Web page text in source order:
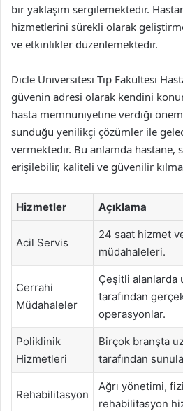
bir yaklaşım sergilemektedir.
hizmetlerini sürekli olarak
ve etkinlikler düzenlemektedir.
Dicle Üniversitesi Tıp Fakültesi
güvenin adresi olarak kendini
hasta memnuniyetine verdiği önem
sunduğu yenilikçi çözümler ile
vermektedir. Bu anlamda hastane,
erişilebilir, kaliteli ve güvenilir
Hizmetler Açıklama
Acil Servis
24 saat hizmet
müdahaleleri.
Cerrahi
Müdahaleler
Çeşitli alanlarda
tarafından
operasyonlar.
Poliklinik
Hizmetleri
Birçok branşta
tarafından
Rehabilitasyon
Ağrı yönetimi,
rehabilitasyon